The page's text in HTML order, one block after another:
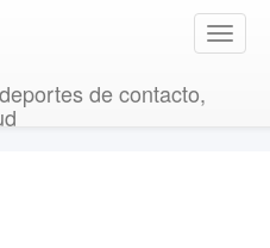
T
o
de contacto,